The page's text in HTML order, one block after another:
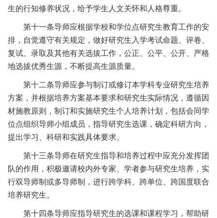
生的行知修养状况，给予学生人文关怀和人格尊重。
第十一条导师应根据学校和学位点研究生教育工作的安
排，自觉遵守有关规定，做好研究生入学考试命题、评卷、
复试、录取及其他有关选拔工作，公正、公平、公开、严格
地选拔优秀生源，不断提高生源质量。
第十二条导师应参与制订或修订本学科专业研究生培养
方案，并根据培养方案基本要求和研究生实际情况，遵循因
材施教原则，制订和实施研究生个人培养计划，包括会同学
位点组织导师小组成员，指导研究生选课，确定科研方向，
提出学习、科研和实践具体要求。
第十三条导师在研究生指导和培养过程中应充分发挥团
队的作用，积极邀请校内外专家、学者参与研究生培养，实
行双导师制或多导师制，进行跨学科、跨单位、跨国度联合
培养研究生。
第十四条导师应指导研究生的选课和课程学习，帮助研